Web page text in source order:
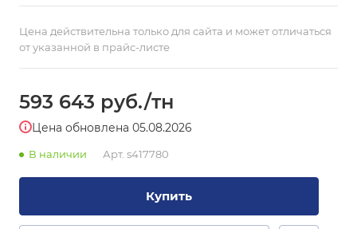
Цена действительна только для сайта и может отличаться
от указанной в прайс-листе
593 643 руб./тн
Цена обновлена 05.08.2026
В наличии Арт. s417780
Купить